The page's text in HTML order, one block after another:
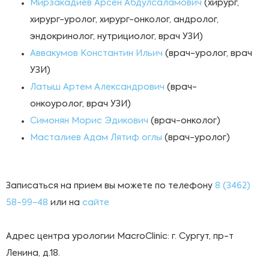
Мирзакадиев Арсен Абдулсаламович (хирург,
хирург-уролог, хирург-онколог, андролог,
эндокринолог, нутрициолог, врач УЗИ)
Аввакумов Константин Ильич (врач-уролог, врач
УЗИ)
Латыш Артем Александрович (врач-
онкоуролог, врач УЗИ)
Симонян Морис Эдикович (врач-онколог)
Масталиев Адам Лятиф оглы (врач-уролог)
Записаться на прием вы можете по телефону 8 (3462)
58-99-48 или на сайте
Адрес центра урологии MacroClinic: г. Сургут, пр-т
Ленина, д.18.